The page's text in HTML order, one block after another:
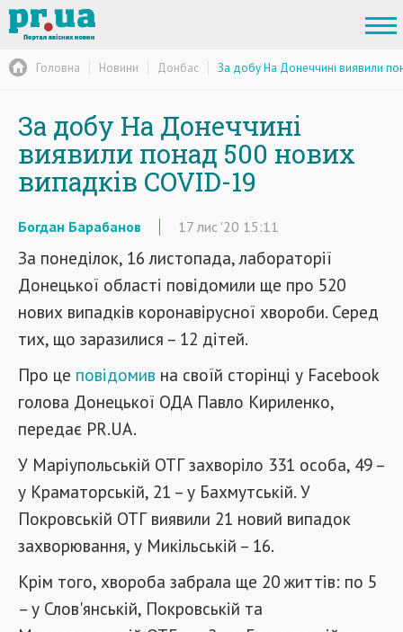
Головна Новини Донбас За добу На Донеччині виявили
За добу На Донеччині
виявили понад 500 нових
випадків COVID-19
Богдан Барабанов 17 лис '20 15:11
За понеділок, 16 листопада, лабораторії
Донецької області повідомили ще про 520
нових випадків коронавірусної хвороби. Серед
тих, що заразилися – 12 дітей.
Про це повідомив на своїй сторінці у Facebook
голова Донецької ОДА Павло Кириленко,
передає PR.UA.
У Маріупольській ОТГ захворіло 331 особа, 49 –
у Краматорській, 21 – у Бахмутській. У
Покровській ОТГ виявили 21 новий випадок
захворювання, у Микільській – 16.
Крім того, хвороба забрала ще 20 життів: по 5
– у Слов'янській, Покровській та